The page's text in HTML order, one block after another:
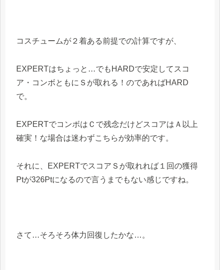
コスチュームが２着ある前提での計算ですが、
EXPERTはちょっと…でもHARDで安定してスコ
ア・コンボともにＳが取れる！のであればHARD
で。
EXPERTでコンボはＣで残念だけどスコアはＡ以上
確実！な場合は迷わずこちらが効率的です。
それに、EXPERTでスコアＳが取れれば１回の獲得
Ptが326Ptになるので言うまでもない感じですね。
さて…そろそろ体力回復したかな…。